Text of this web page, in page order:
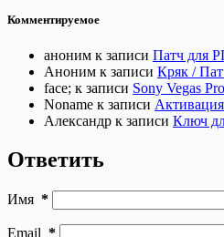
Комментируемое
аноним к записи Патч для
Аноним к записи Кряк /
face; к записи Sony Vegas
Noname к записи
Александр к записи Ключ
Ответить
Имя *
Email *